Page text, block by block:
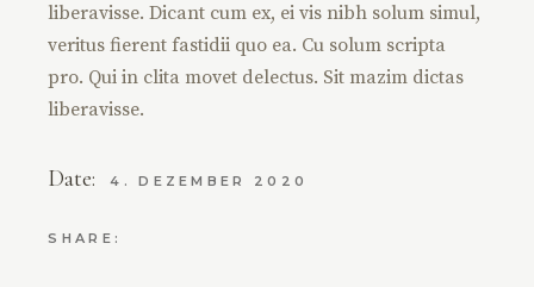
liberavisse. Dicant cum ex, ei vis nibh solum simul,
veritus fierent fastidii quo ea. Cu solum scripta
pro. Qui in clita movet delectus. Sit mazim dictas
liberavisse.
Date: 4. DEZEMBER 2020
SHARE: